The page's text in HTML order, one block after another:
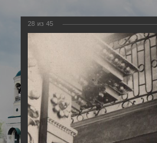
28 из 45